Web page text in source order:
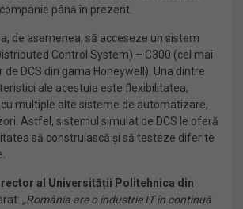
până în prezent.
de asemenea, să acceseze un sistem
Control System) – C300 (cel mai
DCS din gama Honeywell). Una dintre
ale acestuia este flexibilitatea,
multiple alte sisteme de automatizare,
Astfel, sistemul simulat de DCS le oferă
să construiască și să testeze diferite
rector al Universității Politehnica din
„România are o industrie IT în continuă